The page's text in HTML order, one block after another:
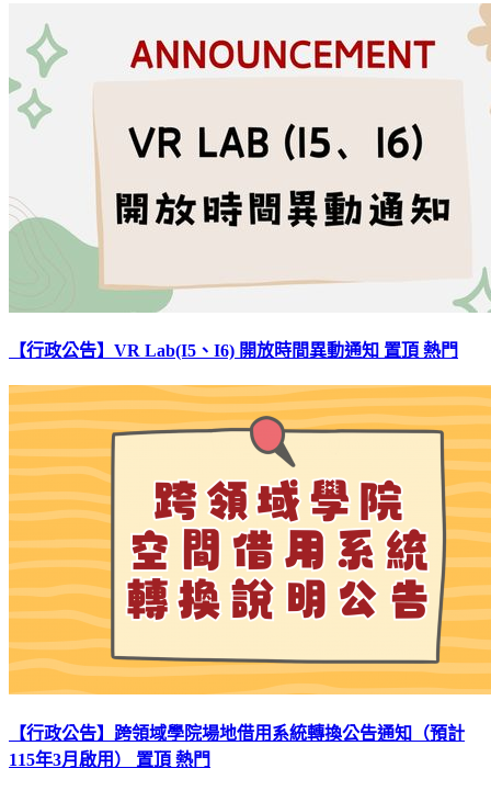
【行政公告】VR Lab(I5、I6) 開放時間異動通知 置頂 熱門
【行政公告】跨領域學院場地借用系統轉換公告通知（預計
115年3月啟用） 置頂 熱門